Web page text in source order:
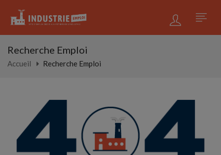
Recherche Emploi
Accueil Recherche Emploi